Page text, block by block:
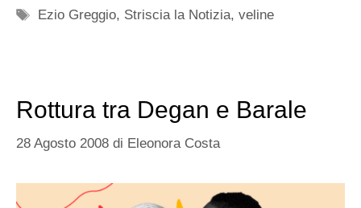
Tag
Ezio Greggio, Striscia la Notizia,veline
Rottura tra Degan e Barale
28 Agosto 2008 di Eleonora Costa